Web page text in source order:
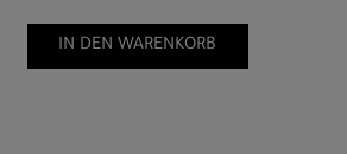
IN DEN WARENKORB